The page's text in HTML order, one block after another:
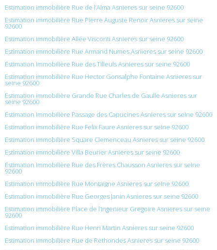
Estimation immobilière Rue de l’Alma Asnieres sur seine 92600
Estimation immobilière Rue Pierre Auguste Renoir Asnieres sur seine
92600
Estimation immobilière Allée Visconti Asnieres sur seine 92600
Estimation immobilière Rue Armand Numes Asnieres sur seine 92600
Estimation immobilière Rue des Tilleuls Asnieres sur seine 92600
Estimation immobilière Rue Hector Gonsalphe Fontaine Asnieres sur
seine 92600
Estimation immobilière Grande Rue Charles de Gaulle Asnieres sur
seine 92600
Estimation immobilière Passage des Capucines Asnieres sur seine 92600
Estimation immobilière Rue Felix Faure Asnieres sur seine 92600
Estimation immobilière Square Clemenceau Asnieres sur seine 92600
Estimation immobilière Villa Beurier Asnieres sur seine 92600
Estimation immobilière Rue des Frères Chausson Asnieres sur seine
92600
Estimation immobilière Rue Montaigne Asnieres sur seine 92600
Estimation immobilière Rue Georges Janin Asnieres sur seine 92600
Estimation immobilière Place de l’Ingenieur Gregoire Asnieres sur seine
92600
Estimation immobilière Rue Henri Martin Asnieres sur seine 92600
Estimation immobilière Rue de Rethondes Asnieres sur seine 92600